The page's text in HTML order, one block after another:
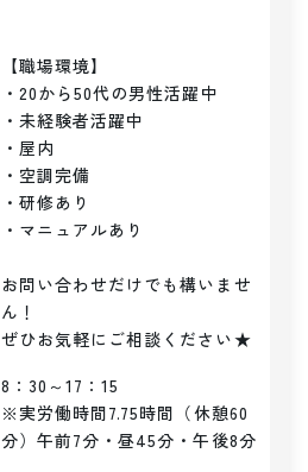
【職場環境】
・20から50代の男性活躍中
・未経験者活躍中
・屋内
・空調完備
・研修あり
・マニュアルあり
お問い合わせだけでも構いませ
ん！
ぜひお気軽にご相談ください★
8：30～17：15
※実労働時間7.75時間（休憩60
分）午前7分・昼45分・午後8分